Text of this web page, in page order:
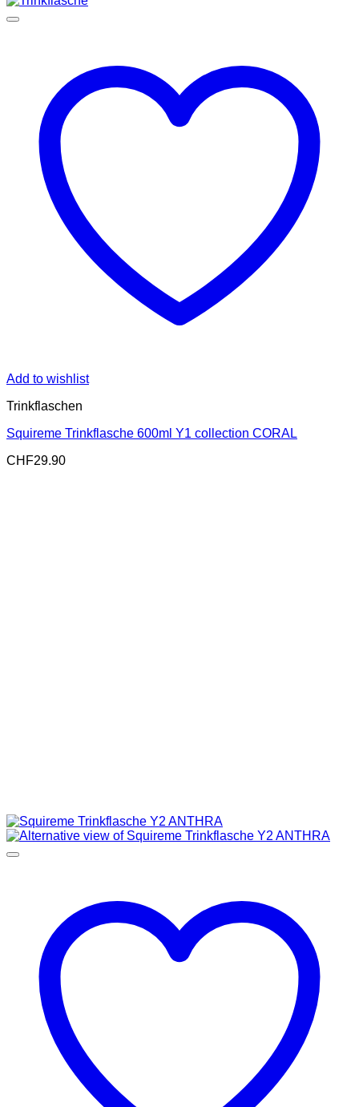
Add to wishlist
Trinkflaschen
Squireme Trinkflasche 600ml Y1 collection CORAL
CHF29.90